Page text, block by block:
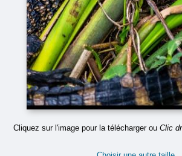
Cliquez sur l'image pour la télécharger ou Clic